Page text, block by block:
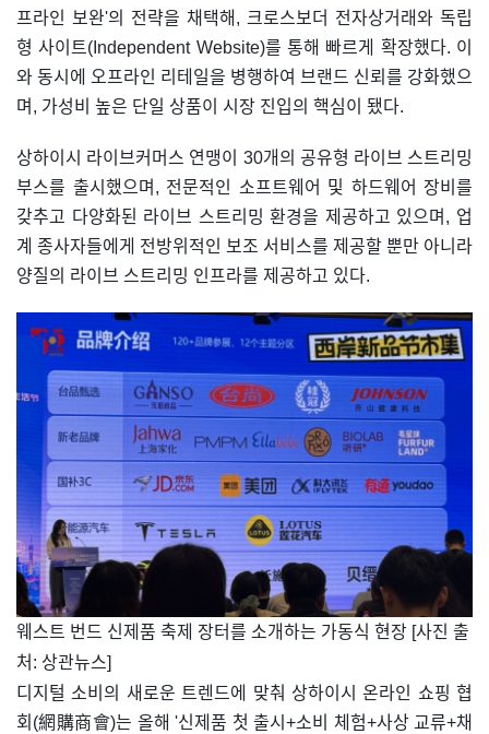
프라인 보완'의 전략을 채택해, 크로스보더 전자상거래와 독립
형 사이트(Independent Website)를 통해 빠르게 확장했다. 이
와 동시에 오프라인 리테일을 병행하여 브랜드 신뢰를 강화했으
며, 가성비 높은 단일 상품이 시장 진입의 핵심이 됐다.
상하이시 라이브커머스 연맹이 30개의 공유형 라이브 스트리밍
부스를 출시했으며, 전문적인 소프트웨어 및 하드웨어 장비를
갖추고 다양화된 라이브 스트리밍 환경을 제공하고 있으며, 업
계 종사자들에게 전방위적인 보조 서비스를 제공할 뿐만 아니라
양질의 라이브 스트리밍 인프라를 제공하고 있다.
웨스트 번드 신제품 축제 장터를 소개하는 가동식 현장 [사진 출
처: 상관뉴스]
디지털 소비의 새로운 트렌드에 맞춰 상하이시 온라인 쇼핑 협
회(網購商會)는 올해 '신제품 첫 출시+소비 체험+사상 교류+채